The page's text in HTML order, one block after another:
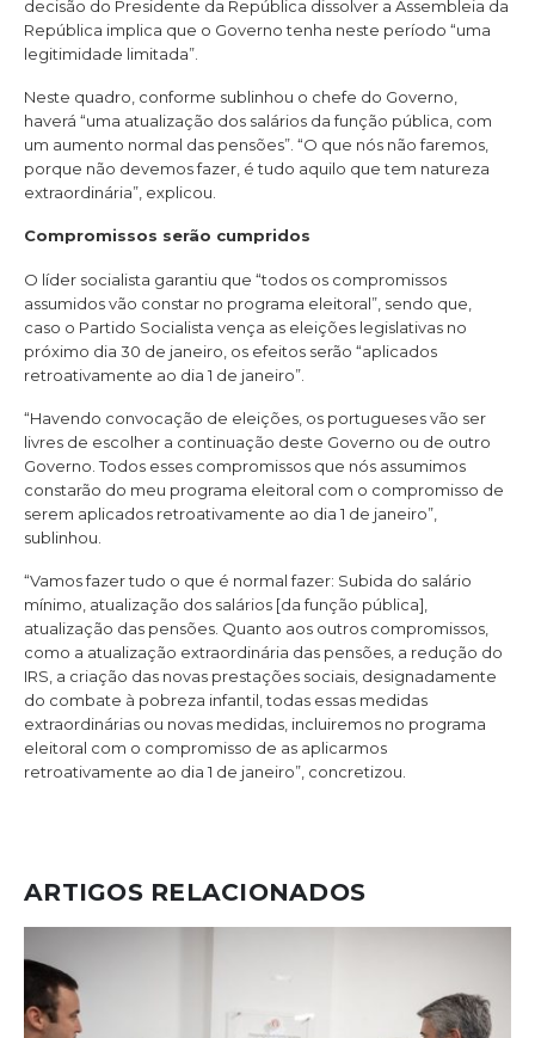
decisão do Presidente da República dissolver a Assembleia da
República implica que o Governo tenha neste período “uma
legitimidade limitada”.
Neste quadro, conforme sublinhou o chefe do Governo,
haverá “uma atualização dos salários da função pública, com
um aumento normal das pensões”. “O que nós não faremos,
porque não devemos fazer, é tudo aquilo que tem natureza
extraordinária”, explicou.
Compromissos serão cumpridos
O líder socialista garantiu que “todos os compromissos
assumidos vão constar no programa eleitoral”, sendo que,
caso o Partido Socialista vença as eleições legislativas no
próximo dia 30 de janeiro, os efeitos serão “aplicados
retroativamente ao dia 1 de janeiro”.
“Havendo convocação de eleições, os portugueses vão ser
livres de escolher a continuação deste Governo ou de outro
Governo. Todos esses compromissos que nós assumimos
constarão do meu programa eleitoral com o compromisso de
serem aplicados retroativamente ao dia 1 de janeiro”,
sublinhou.
“Vamos fazer tudo o que é normal fazer: Subida do salário
mínimo, atualização dos salários [da função pública],
atualização das pensões. Quanto aos outros compromissos,
como a atualização extraordinária das pensões, a redução do
IRS, a criação das novas prestações sociais, designadamente
do combate à pobreza infantil, todas essas medidas
extraordinárias ou novas medidas, incluiremos no programa
eleitoral com o compromisso de as aplicarmos
retroativamente ao dia 1 de janeiro”, concretizou.
ARTIGOS RELACIONADOS